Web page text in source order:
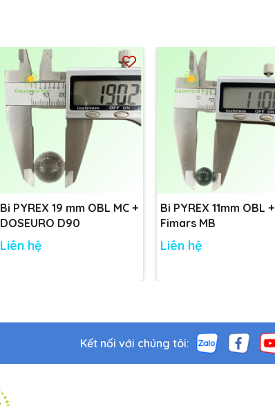
Bi PYREX 19 mm OBL MC +
DOSEURO D90
Liên hệ
Bi PYREX 11mm OBL +
Fimars MB
Liên hệ
Kết nối với chúng tôi: